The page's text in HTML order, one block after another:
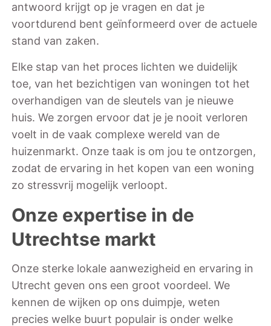
antwoord krijgt op je vragen en dat je
voortdurend bent geïnformeerd over de actuele
stand van zaken.
Elke stap van het proces lichten we duidelijk
toe, van het bezichtigen van woningen tot het
overhandigen van de sleutels van je nieuwe
huis. We zorgen ervoor dat je je nooit verloren
voelt in de vaak complexe wereld van de
huizenmarkt. Onze taak is om jou te ontzorgen,
zodat de ervaring in het kopen van een woning
zo stressvrij mogelijk verloopt.
Onze expertise in de
Utrechtse markt
Onze sterke lokale aanwezigheid en ervaring in
Utrecht geven ons een groot voordeel. We
kennen de wijken op ons duimpje, weten
precies welke buurt populair is onder welke